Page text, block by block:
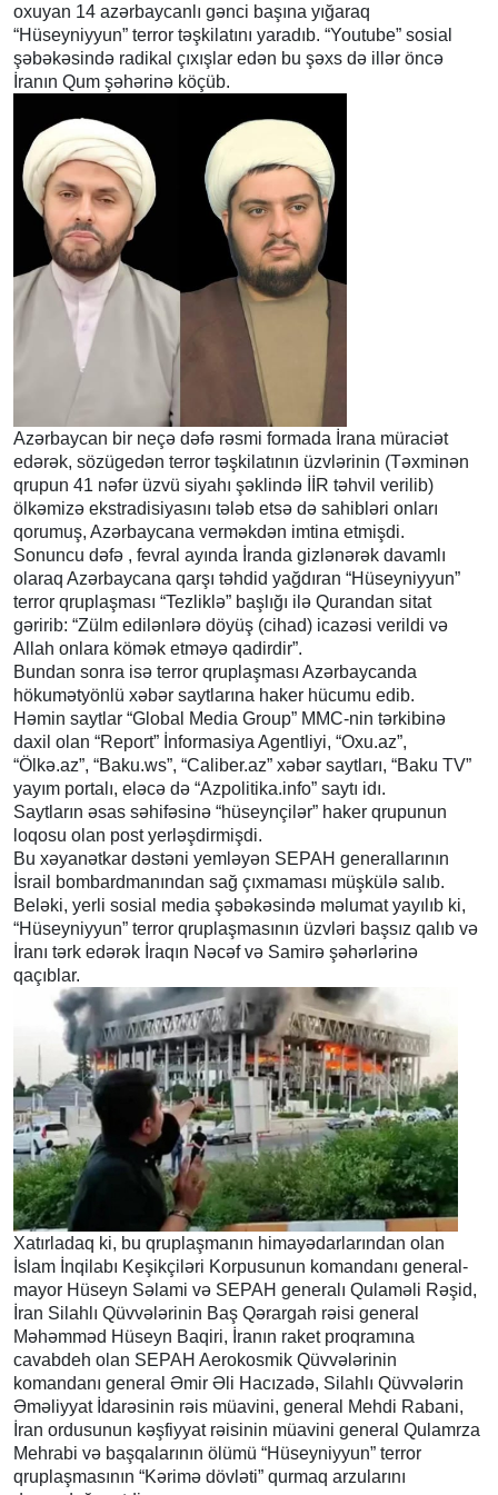
oxuyan 14 azərbaycanlı gənci başına yığaraq
“Hüseyniyyun” terror təşkilatını yaradıb. “Youtube” sosial
şəbəkəsində radikal çıxışlar edən bu şəxs də illər öncə
İranın Qum şəhərinə köçüb.
Azərbaycan bir neçə dəfə rəsmi formada İrana müraciət
edərək, sözügedən terror təşkilatının üzvlərinin (Təxminən
qrupun 41 nəfər üzvü siyahı şəklində İİR təhvil verilib)
ölkəmizə ekstradisiyasını tələb etsə də sahibləri onları
qorumuş, Azərbaycana verməkdən imtina etmişdi.
Sonuncu dəfə , fevral ayında İranda gizlənərək davamlı
olaraq Azərbaycana qarşı təhdid yağdıran “Hüseyniyyun”
terror qruplaşması “Tezliklə” başlığı ilə Qurandan sitat
gəririb: “Zülm edilənlərə döyüş (cihad) icazəsi verildi və
Allah onlara kömək etməyə qadirdir”.
Bundan sonra isə terror qruplaşması Azərbaycanda
hökumətyönlü xəbər saytlarına haker hücumu edib.
Həmin saytlar “Global Media Group” MMC-nin tərkibinə
daxil olan “Report” İnformasiya Agentliyi, “Oxu.az”,
“Ölkə.az”, “Baku.ws”, “Caliber.az” xəbər saytları, “Baku TV”
yayım portalı, eləcə də “Azpolitika.info” saytı idı.
Saytların əsas səhifəsinə “hüseynçilər” haker qrupunun
loqosu olan post yerləşdirmişdi.
Bu xəyanətkar dəstəni yemləyən SEPAH generallarının
İsrail bombardmanından sağ çıxmaması müşkülə salıb.
Beləki, yerli sosial media şəbəkəsində məlumat yayılıb ki,
“Hüseyniyyun” terror qruplaşmasının üzvləri başsız qalıb və
İranı tərk edərək İraqın Nəcəf və Samirə şəhərlərinə
qaçıblar.
Xatırladaq ki, bu qruplaşmanın himayədarlarından olan
İslam İnqilabı Keşikçiləri Korpusunun komandanı general-
mayor Hüseyn Səlami və SEPAH generalı Qulaməli Rəşid,
İran Silahlı Qüvvələrinin Baş Qərargah rəisi general
Məhəmməd Hüseyn Baqiri, İranın raket proqramına
cavabdeh olan SEPAH Aerokosmik Qüvvələrinin
komandanı general Əmir Əli Hacızadə, Silahlı Qüvvələrin
Əməliyyat İdarəsinin rəis müavini, general Mehdi Rabani,
İran ordusunun kəşfiyyat rəisinin müavini general Qulamrza
Mehrabi və başqalarının ölümü “Hüseyniyyun” terror
qruplaşmasının “Kərimə dövləti” qurmaq arzularını